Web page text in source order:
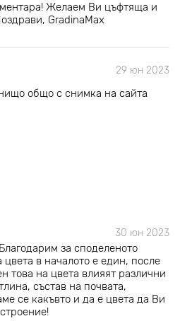
Желаем Ви цъфтяща и
GradinaMax
29 юн 2023
общо с снимка на сайта
30 юн 2023
за споделеното
в началото е един, после
това на цвета влияят различни
състав на почвата,
се какъвто и да е цвета да Ви